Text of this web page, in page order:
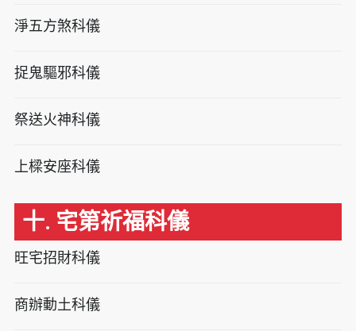
淨五方煞科儀
捉鬼驅邪科儀
祭送火神科儀
上樑安座科儀
十. 宅第祈福科儀
旺宅招財科儀
商辦動土科儀